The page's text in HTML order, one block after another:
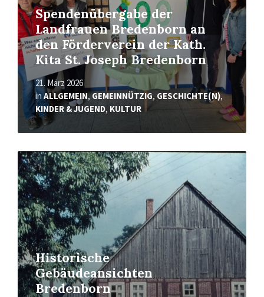
Spendenübergabe der
Landfrauen Bredenborn an
den Förderverein der Kath.
Kita St. Joseph Bredenborn
21. März 2026
in ALLGEMEIN,GEMEINNÜTZIG, GESCHICHTE(N),
KINDER & JUGEND, KULTUR
Historische
Gebäudeansichten
Bredenborn
Mehr
erfahren